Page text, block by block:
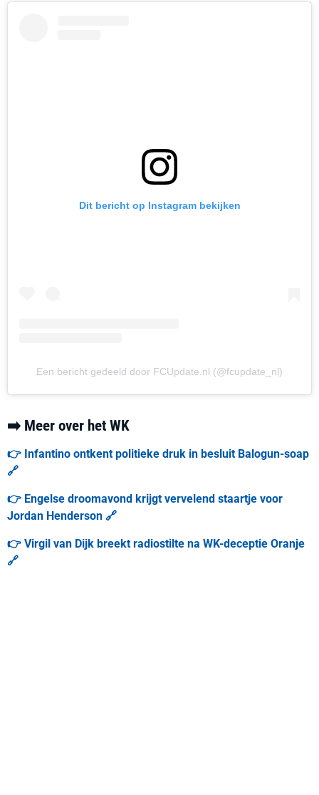
Dit bericht op Instagram bekijken
Een bericht gedeeld door FCUpdate.nl (@fcupdate_nl)
➡️ Meer over het WK
👉 Infantino ontkent politieke druk in besluit Balogun-soap
🔗
👉 Engelse droomavond krijgt vervelend staartje voor
Jordan Henderson 🔗
👉 Virgil van Dijk breekt radiostilte na WK-deceptie Oranje
🔗